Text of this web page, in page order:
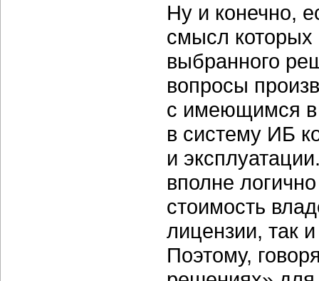
Ну и конечно,
смысл которых
выбранного
вопросы
с имеющимся в
в систему ИБ
и
вполне
стоимость
лицензии, так
Поэтому,